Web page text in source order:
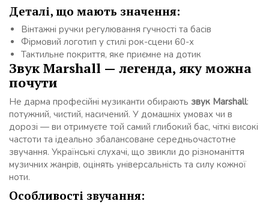
Деталі, що мають значення:
Вінтажні ручки регулювання гучності та басів
Фірмовий логотип у стилі рок-сцени 60-х
Тактильне покриття, яке приємне на дотик
Звук Marshall — легенда, яку можна
почути
Не дарма професійні музиканти обирають звук Marshall:
потужний, чистий, насичений. У домашніх умовах чи в
дорозі — ви отримуєте той самий глибокий бас, чіткі високі
частоти та ідеально збалансоване середньочастотне
звучання. Українські слухачі, що звикли до різноманіття
музичних жанрів, оцінять універсальність та силу кожної
ноти.
Особливості звучання: